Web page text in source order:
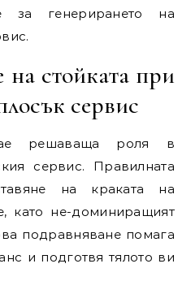
за генерирането на
на стойката при
сервис
решаваща роля в
сервис. Правилната
на краката на
като не-доминиращият
подравняване помага
и подготвя тялото ви